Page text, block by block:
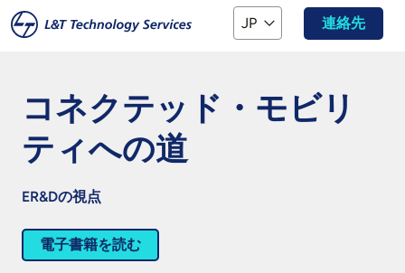
本文へスキップ
JP 連絡先
コネクテッド・モビリ
ティへの道
ER&Dの視点
電子書籍を読む